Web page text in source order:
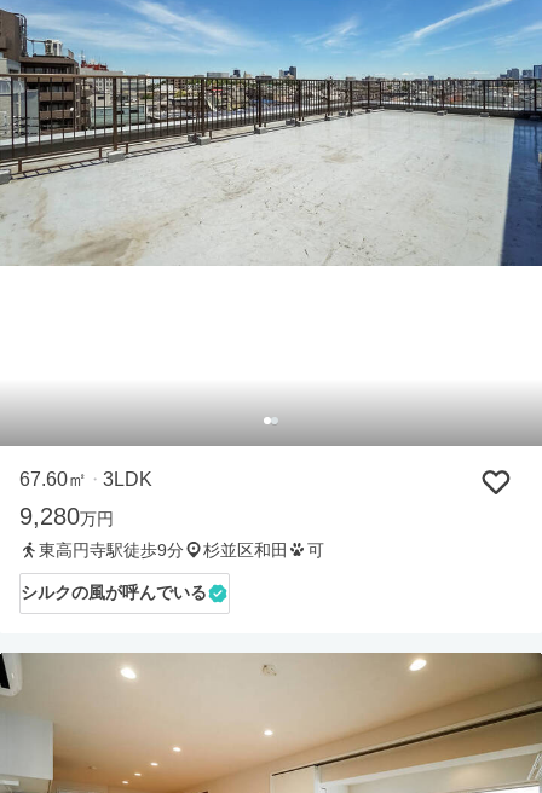
67.60㎡ ・ 3LDK
9,280万円
東高円寺駅徒歩9分
杉並区和田 可
シルクの風が呼んでいる